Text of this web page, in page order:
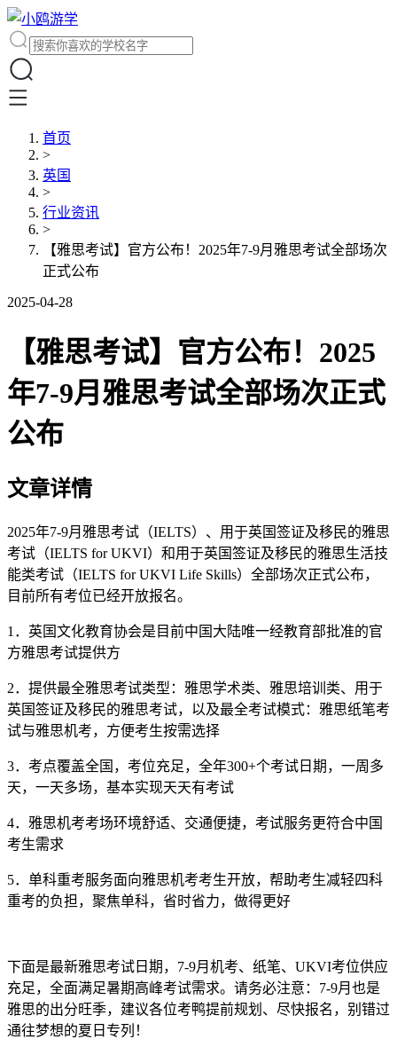
首页
>
英国
>
行业资讯
>
【雅思考试】官方公布！2025年7-9月雅思考试全部场次
正式公布
2025-04-28
【雅思考试】官方公布！2025
年7-9月雅思考试全部场次正式
公布
文章详情
2025年7-9月雅思考试（IELTS）、用于英国签证及移民的雅思
考试（IELTS for UKVI）和用于英国签证及移民的雅思生活技
能类考试（IELTS for UKVI Life Skills）全部场次正式公布，
目前所有考位已经开放报名。
1．英国文化教育协会是目前中国大陆唯一经教育部批准的官
方雅思考试提供方
2．提供最全雅思考试类型：雅思学术类、雅思培训类、用于
英国签证及移民的雅思考试，以及最全考试模式：雅思纸笔考
试与雅思机考，方便考生按需选择
3．考点覆盖全国，考位充足，全年300+个考试日期，一周多
天，一天多场，基本实现天天有考试
4．雅思机考考场环境舒适、交通便捷，考试服务更符合中国
考生需求
5．单科重考服务面向雅思机考考生开放，帮助考生减轻四科
重考的负担，聚焦单科，省时省力，做得更好
下面是最新雅思考试日期，7-9月机考、纸笔、UKVI考位供应
充足，全面满足暑期高峰考试需求。请务必注意：7-9月也是
雅思的出分旺季，建议各位考鸭提前规划、尽快报名，别错过
通往梦想的夏日专列！